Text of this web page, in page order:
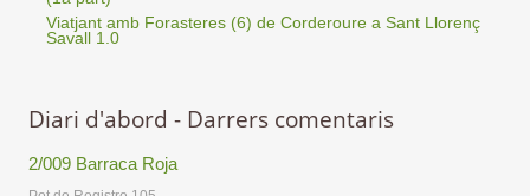
Viatjant amb Forasteres (6) de Corderoure a Sant Llorenç
Savall 1.0
Diari d'abord - Darrers comentaris
2/009 Barraca Roja